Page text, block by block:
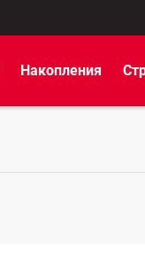
Накопления